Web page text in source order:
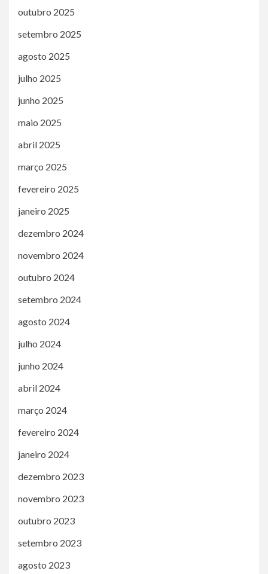
outubro 2025
setembro 2025
agosto 2025
julho 2025
junho 2025
maio 2025
abril 2025
março 2025
fevereiro 2025
janeiro 2025
dezembro 2024
novembro 2024
outubro 2024
setembro 2024
agosto 2024
julho 2024
junho 2024
abril 2024
março 2024
fevereiro 2024
janeiro 2024
dezembro 2023
novembro 2023
outubro 2023
setembro 2023
agosto 2023